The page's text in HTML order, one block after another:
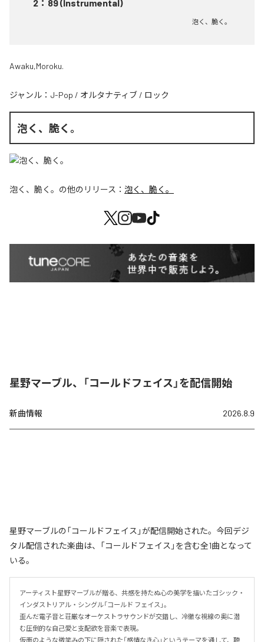
2 ： 89 (Instrumental)
泡く、脆く。
Awaku,Moroku.
ジャンル： J-Pop / オルタナティブ / ロック
泡く、脆く。
泡く、脆く。 の他のリリース： 泡く、脆く。
星野マーブル、「コールドフェイス」を配信開始
新曲情報 2026.8.9
星野マーブルの「コールドフェイス」が配信開始された。今回デジ
タル配信された楽曲は、「コールドフェイス」を含む全1曲となって
いる。
アーティスト星野マーブルが贈る、共感を持たぬ心の美学を描いたゴシック・
インダストリアル・シングル「コールド フェイス」。
歪んだ電子音と荘厳なオーケストラサウンドが交錯し、冷徹な視線の奥に潜
む圧倒的な自己愛と支配欲を音楽で表現。
仮面のような微笑みの下に隠された「感情なき心」というテーマを通して、聴